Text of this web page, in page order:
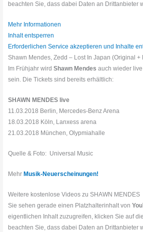
beachten Sie, dass dabei Daten an Drittanbieter
Mehr Informationen
Inhalt entsperren
Erforderlichen Service akzeptieren und Inhalte
Shawn Mendes, Zedd – Lost In Japan (Original +
Im Frühjahr wirdShawn Mendes auch wieder
sein. Die Tickets sind bereits erhältlich:
SHAWN MENDES live
11.03.2018 Berlin, Mercedes-Benz Arena
18.03.2018 Köln, Lanxess arena
21.03.2018 München, Olypmiahalle
Quelle & Foto: Universal Music
Mehr Musik-Neuerscheinungen!
Weitere kostenlose Videos zu SHAWN MENDES
Sie sehen gerade einen Platzhalterinhalt von
eigentlichen Inhalt zuzugreifen, klicken Sie auf
beachten Sie, dass dabei Daten an Drittanbieter